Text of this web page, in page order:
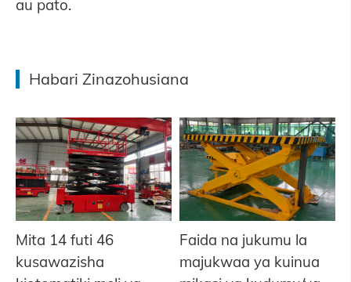
au pato.
Habari Zinazohusiana
Mita 14 futi 46
kusawazisha
Faida na jukumu la
majukwaa ya kuinua